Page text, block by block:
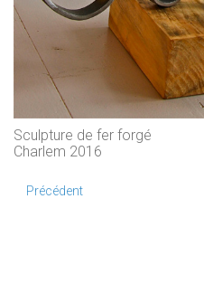
Sculpture de fer forgé
Charlem 2016
Précédent